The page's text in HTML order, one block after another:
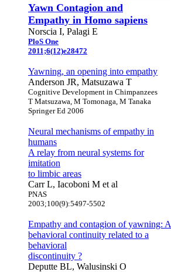
Yawn Contagion and
Empathy in Homo sapiens
Norscia I, Palagi E
PloS One
2011;6(12)e28472
Yawning, an opening into empathy
Anderson JR, Matsuzawa T
Cognitive Development in Chimpanzees
T Matsuzawa, M Tomonaga, M Tanaka
Springer Ed 2006
Neural mechanisms of empathy in
humans
A relay from neural systems for
imitation
to limbic areas
Carr L, Iacoboni M et al
PNAS
2003;100(9):5497-5502
Empathy and contagion of yawning: A
behavioral continuity related to a
behavioral
discontinuity ?
Deputte BL, Walusinski O